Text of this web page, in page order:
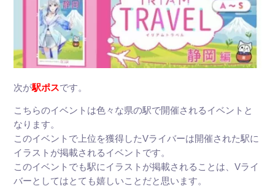
次が駅ポスです。
こちらのイベントは色々な県の駅で開催されるイベントと
なります。
このイベントで上位を獲得したVライバーは開催された駅に
イラストが掲載されるイベントです。
このイベントでも駅にイラストが掲載されることは、Vライ
バーとしてはとても嬉しいことだと思います。